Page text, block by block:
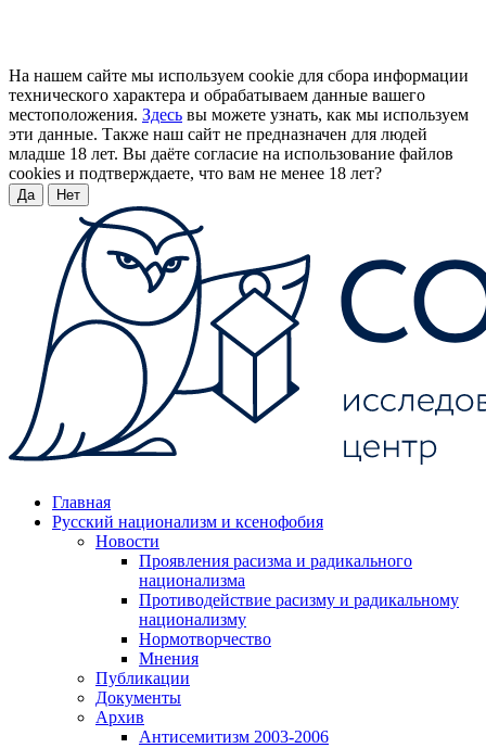
На нашем сайте мы используем cookie для сбора информации
технического характера и обрабатываем данные вашего
местоположения. Здесь вы можете узнать, как мы используем
эти данные. Также наш сайт не предназначен для людей
младше 18 лет. Вы даёте согласие на использование файлов
cookies и подтверждаете, что вам не менее 18 лет?
Да Нет
Главная
Русский национализм и ксенофобия
Новости
Проявления расизма и радикального
национализма
Противодействие расизму и радикальному
национализму
Нормотворчество
Мнения
Публикации
Документы
Архив
Антисемитизм 2003-2006